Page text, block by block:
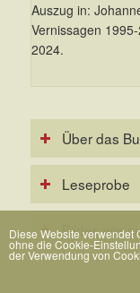
Auszug in:
Vernissagen
2024.
Über das
Leseprobe
Bilder, wie
Diese Website verwendet
ohne die Cookie-
der Verwendung von